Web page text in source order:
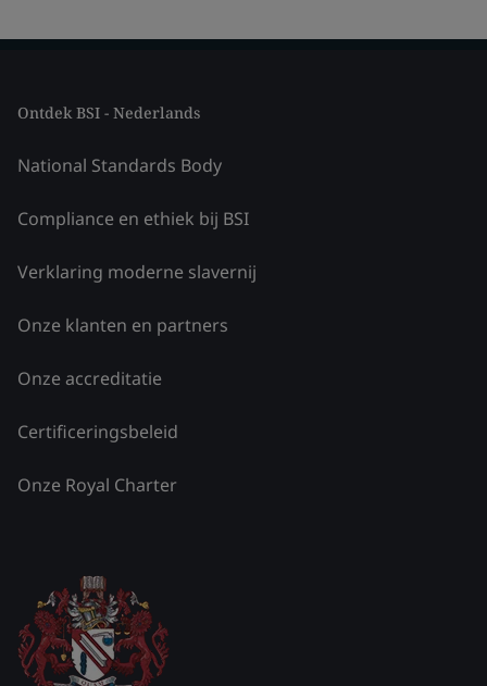
Ontdek BSI - Nederlands
National Standards Body
Compliance en ethiek bij BSI
Verklaring moderne slavernij
Onze klanten en partners
Onze accreditatie
Certificeringsbeleid
Onze Royal Charter